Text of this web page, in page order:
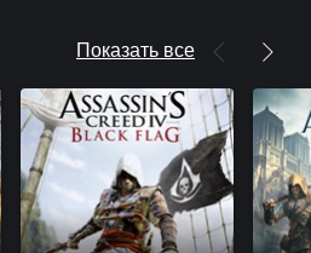
Показать все